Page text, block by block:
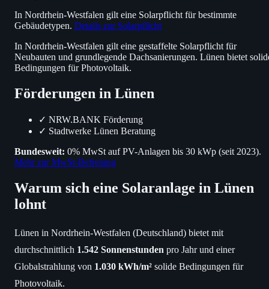
In Nordrhein-Westfalen gilt eine Solarpflicht für bestimmte
Gebäudetypen. Details zur Solarpflicht
In Nordrhein-Westfalen gilt eine gestaffelte Solarpflicht für
Neubauten und grundlegende Dachsanierungen. Lünen bietet
Bedingungen für Photovoltaik.
Förderungen in Lünen
✓ NRW.BANK Förderung
✓ Stadtwerke Lünen Beratung
Bundesweit: 0% MwSt auf PV-Anlagen bis 30 kWp (seit 2023).
Mehr zur MwSt-Befreiung
Warum sich eine Solaranlage in Lünen
lohnt
Lünen in Nordrhein-Westfalen (Deutschland) bietet mit
durchschnittlich 1.542 Sonnenstunden pro Jahr und einer
Globalstrahlung von 1.030 kWh/m² solide Bedingungen für
Photovoltaik.